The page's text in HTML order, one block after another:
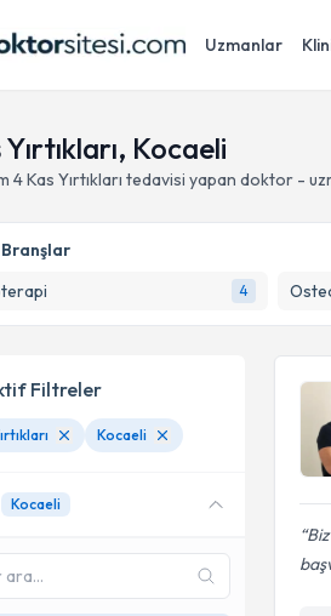
Uzmanlar
Yırtıkları, Kocaeli
4Kas Yırtıkları tedavisi yapan doktor -
4
Filtreler
Kocaeli
Kocaeli